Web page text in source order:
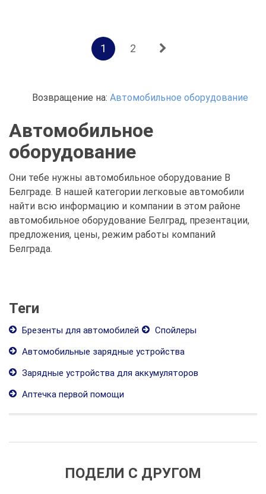
1 2
Возвращение на: Автомобильное оборудование
Автомобильное
оборудование
Они тебе нужны автомобильное оборудование В
Белграде. В нашей категории легковые автомобили
найти всю информацию и компании в этом районе
автомобильное оборудование Белград, презентации,
предложения, цены, режим работы компаний
Белграда.
Теги
Брезенты для автомобилей
Спойлеры
Автомобильные зарядные устройства
Зарядные устройства для аккумуляторов
Аптечка первой помощи
ПОДЕЛИ С ДРУГОМ